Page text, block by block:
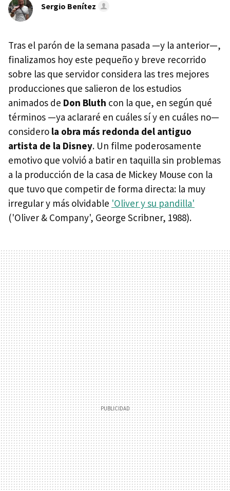
Sergio Benítez
Tras el parón de la semana pasada —y la anterior—,
finalizamos hoy este pequeño y breve recorrido
sobre las que servidor considera las tres mejores
producciones que salieron de los estudios
animados de Don Bluth con la que, en según qué
términos —ya aclararé en cuáles sí y en cuáles no—
considero la obra más redonda del antiguo
artista de la Disney. Un filme poderosamente
emotivo que volvió a batir en taquilla sin problemas
a la producción de la casa de Mickey Mouse con la
que tuvo que competir de forma directa: la muy
irregular y más olvidable 'Oliver y su pandilla'
('Oliver & Company', George Scribner, 1988).